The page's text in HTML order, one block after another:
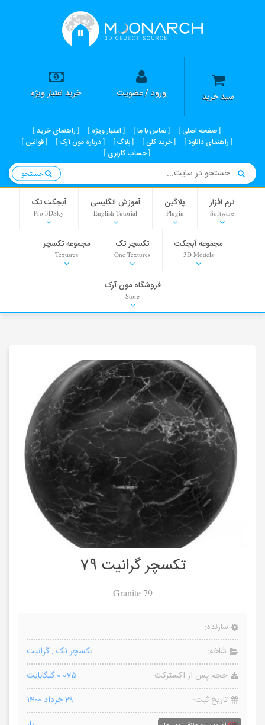
سبد خرید ورود / عضویت خرید اعتبار ویژه
صفحه اصلی تماس با ما اعتبار ویژه
راهنمای خرید
راهنمای دانلود
خرید کلی بلاگ درباره مون آرک
قوانین
حساب کاربری
نرم افزار
Software
پلاگین
Plugin
آموزش انگلیسی
English Tutorial
آبجکت تک
Pro 3DSky
مجموعه آبجکت
3D Models
تکسچر تک
One Textures
مجموعه تکسچر
Textures
PNG-PSD
فروشگاه مون آرک
Store
تکسچر گرانیت 79
Granite 79
سازنده:
شاخه:
تکسچر تک .گرانیت
حجم پس از اکسترکت:
0.075 گیگابایت
تاریخ ثبت:
29 خرداد 1400